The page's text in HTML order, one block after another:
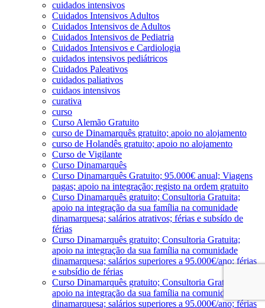
cuidados intensivos
Cuidados Intensivos Adultos
Cuidados Intensivos de Adultos
Cuidados Intensivos de Pediatria
Cuidados Intensivos e Cardiologia
cuidados intensivos pediátricos
Cuidados Paleativos
cuidados paliativos
cuidaos intensivos
curativa
curso
Curso Alemão Gratuito
curso de Dinamarquês gratuito; apoio no alojamento
curso de Holandês gratuito; apoio no alojamento
Curso de Vigilante
Curso Dinamarquês
Curso Dinamarquês Gratuito; 95.000€ anual; Viagens
pagas; apoio na integração; registo na ordem gratuito
Curso Dinamarquês gratuito; Consultoria Gratuita;
apoio na integração da sua família na comunidade
dinamarquesa; salários atrativos; férias e subsído de
férias
Curso Dinamarquês gratuito; Consultoria Gratuita;
apoio na integração da sua família na comunidade
dinamarquesa; salários superiores a 95.000€/ano; férias
e subsídio de férias
Curso Dinamarquês gratuito; Consultoria Gratuita;
apoio na integração da sua família na comunidade
dinamarquesa; salários superiores a 95.000€/ano; férias